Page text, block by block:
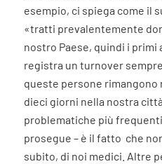
esempio, ci spiega come il
«tratti prevalentemente
nostro Paese, quindi i primi
registra un turnover
queste persone rimangono
dieci giorni nella nostra
problematiche più
prosegue – è il fatto che
subito, di noi medici. Altre